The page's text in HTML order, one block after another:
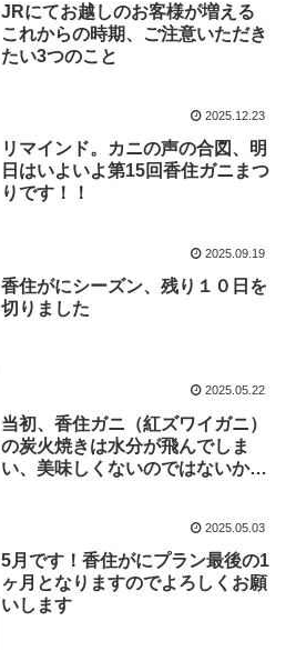
JRにてお越しのお客様が増える
これからの時期、ご注意いただき
たい3つのこと
2025.12.23
リマインド。カニの声の合図、明
日はいよいよ第15回香住ガニまつ
りです！！
2025.09.19
香住がにシーズン、残り１０日を
切りました
2025.05.22
当初、香住ガニ（紅ズワイガニ）
の炭火焼きは水分が飛んでしま
い、美味しくないのではないかと
2025.05.03
5月です！香住がにプラン最後の1
ヶ月となりますのでよろしくお願
いします